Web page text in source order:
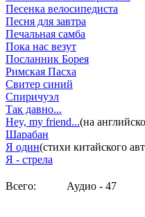
Песенка велосипедиста
Песня для завтра
Печальная самба
Пока нас везут
Посланник Борея
Римская Пасха
Свитер синий
Спиричуэл
Так давно...
Hey, my friend...(на
Шарабан
Я один(стихи китайского
Я - стрела
Всего: Аудио - 47